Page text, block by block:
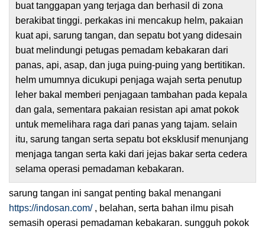
buat tanggapan yang terjaga dan berhasil di zona
berakibat tinggi. perkakas ini mencakup helm, pakaian
kuat api, sarung tangan, dan sepatu bot yang didesain
buat melindungi petugas pemadam kebakaran dari
panas, api, asap, dan juga puing-puing yang bertitikan.
helm umumnya dicukupi penjaga wajah serta penutup
leher bakal memberi penjagaan tambahan pada kepala
dan gala, sementara pakaian resistan api amat pokok
untuk memelihara raga dari panas yang tajam. selain
itu, sarung tangan serta sepatu bot eksklusif menunjang
menjaga tangan serta kaki dari jejas bakar serta cedera
selama operasi pemadaman kebakaran.
sarung tangan ini sangat penting bakal menangani
https://indosan.com/, belahan, serta bahan ilmu pisah
semasih operasi pemadaman kebakaran. sungguh pokok